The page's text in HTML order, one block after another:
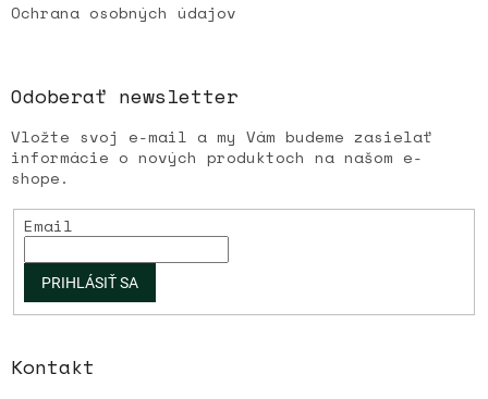
Ochrana osobných údajov
Odoberať newsletter
Vložte svoj e-mail a my Vám budeme zasielať
informácie o nových produktoch na našom e-
shope.
Email
PRIHLÁSIŤ SA
Kontakt